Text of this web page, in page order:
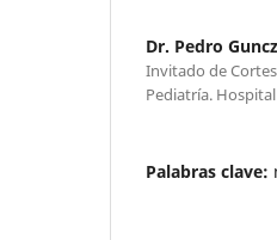
Dr. Pedro
Invitado de
Pediatría.
Palabras clave: